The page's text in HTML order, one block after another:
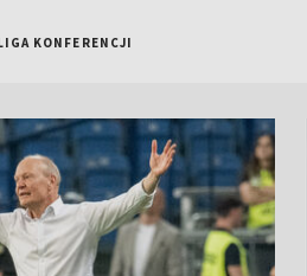
KONFERENCJI